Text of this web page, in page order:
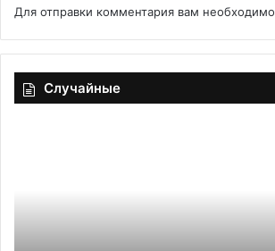
Для отправки комментария вам необходимо
Случайные